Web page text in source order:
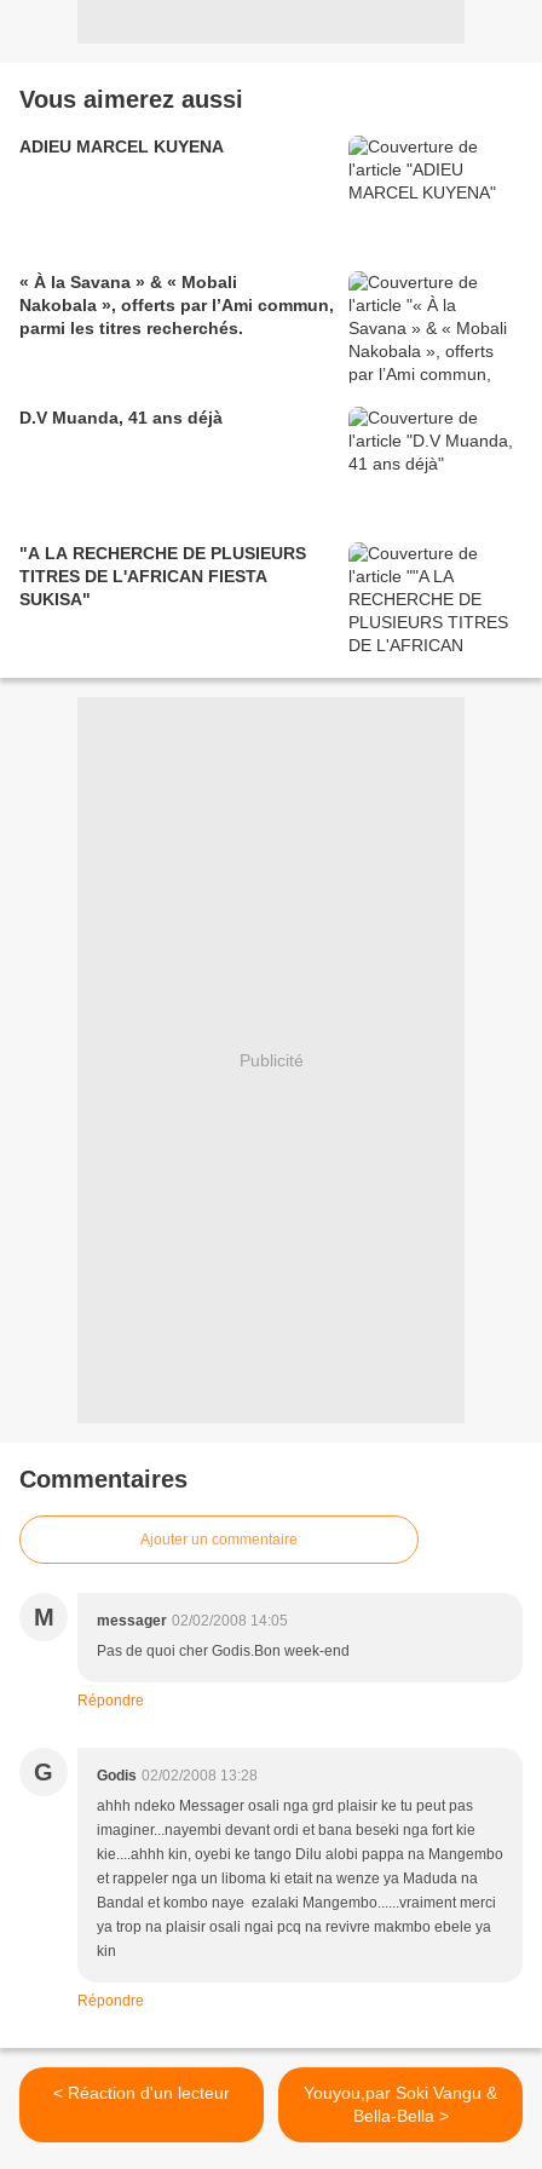
Vous aimerez aussi
ADIEU MARCEL KUYENA
« À la Savana » & « Mobali
Nakobala », offerts par l’Ami commun,
parmi les titres recherchés.
D.V Muanda, 41 ans déjà
"A LA RECHERCHE DE PLUSIEURS
TITRES DE L'AFRICAN FIESTA
SUKISA"
Publicité
Commentaires
Ajouter un commentaire
M messager 02/02/2008 14:05
Pas de quoi cher Godis.Bon week-end
Répondre
G Godis 02/02/2008 13:28
ahhh ndeko Messager osali nga grd plaisir ke tu peut pas
imaginer...nayembi devant ordi et bana beseki nga fort kie
kie....ahhh kin, oyebi ke tango Dilu alobi pappa na Mangembo
et rappeler nga un liboma ki etait na wenze ya Maduda na
Bandal et kombo naye ezalaki Mangembo......vraiment merci
ya trop na plaisir osali ngai pcq na revivre makmbo ebele ya
kin
Répondre
< Réaction d'un lecteur
Youyou,par Soki Vangu &
Bella-Bella >